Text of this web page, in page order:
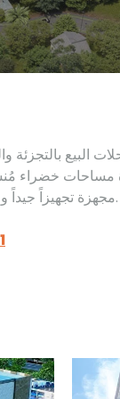
البيع بالتجزئة
مساحات خضراء
مجهزة تجهيزاً جيداً ومناطق ترفيهية محيطة بها.